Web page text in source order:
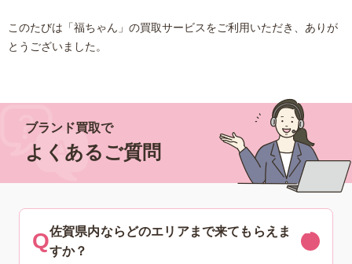
このたびは「福ちゃん」の買取サービスをご利用いただき、ありが
とうございました。
ブランド買取で
よくあるご質問
佐賀県内ならどのエリアまで来てもらえま
すか？